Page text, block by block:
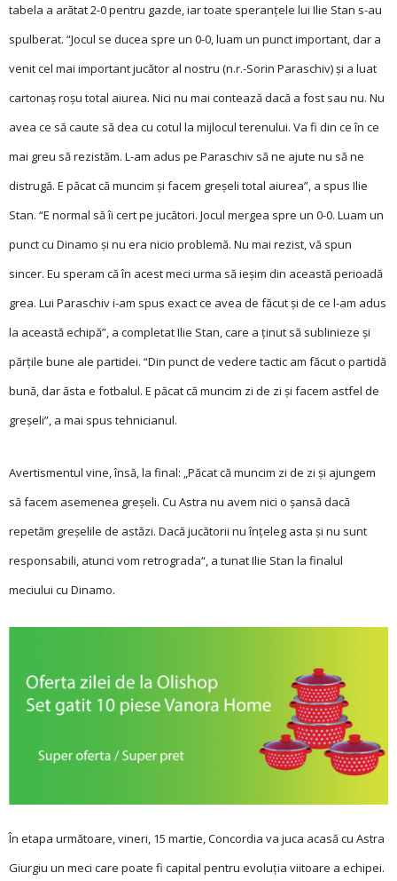
tabela a arătat 2-0 pentru gazde, iar toate speranțele lui Ilie Stan s-au
spulberat. “Jocul se ducea spre un 0-0, luam un punct important, dar a
venit cel mai important jucător al nostru (n.r.-Sorin Paraschiv) şi a luat
cartonaş roşu total aiurea. Nici nu mai contează dacă a fost sau nu. Nu
avea ce să caute să dea cu cotul la mijlocul terenului. Va fi din ce în ce
mai greu să rezistăm. L-am adus pe Paraschiv să ne ajute nu să ne
distrugă. E păcat că muncim şi facem greşeli total aiurea”, a spus Ilie
Stan. “E normal să îi cert pe jucători. Jocul mergea spre un 0-0. Luam un
punct cu Dinamo şi nu era nicio problemă. Nu mai rezist, vă spun
sincer. Eu speram că în acest meci urma să ieşim din această perioadă
grea. Lui Paraschiv i-am spus exact ce avea de făcut şi de ce l-am adus
la această echipă”, a completat Ilie Stan, care a ţinut să sublinieze şi
părţile bune ale partidei. “Din punct de vedere tactic am făcut o partidă
bună, dar ăsta e fotbalul. E păcat că muncim zi de zi şi facem astfel de
greşeli”, a mai spus tehnicianul.
Avertismentul vine, însă, la final: „Păcat că muncim zi de zi și ajungem
să facem asemenea greșeli. Cu Astra nu avem nici o șansă dacă
repetăm greșelile de astăzi. Dacă jucătorii nu înțeleg asta și nu sunt
responsabili, atunci vom retrograda“, a tunat Ilie Stan la finalul
meciului cu Dinamo.
În etapa următoare, vi­neri, 15 martie, Concordia va juca acasă cu Astra
Giurgiu un meci care poate fi capital pentru evoluția viitoare a echipei.